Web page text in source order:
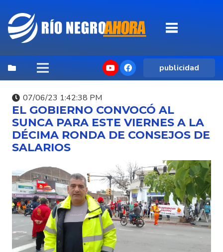
publicidad
07/06/23 1:42:38 PM
EL GOBIERNO CONVOCÓ AL
SUNCA PARA ESTE VIERNES A LA
DÉCIMA RONDA DE CONSEJOS DE
SALARIOS